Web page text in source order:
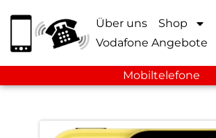
Über uns Shop
Vodafone Angebote
Mobiltelefone